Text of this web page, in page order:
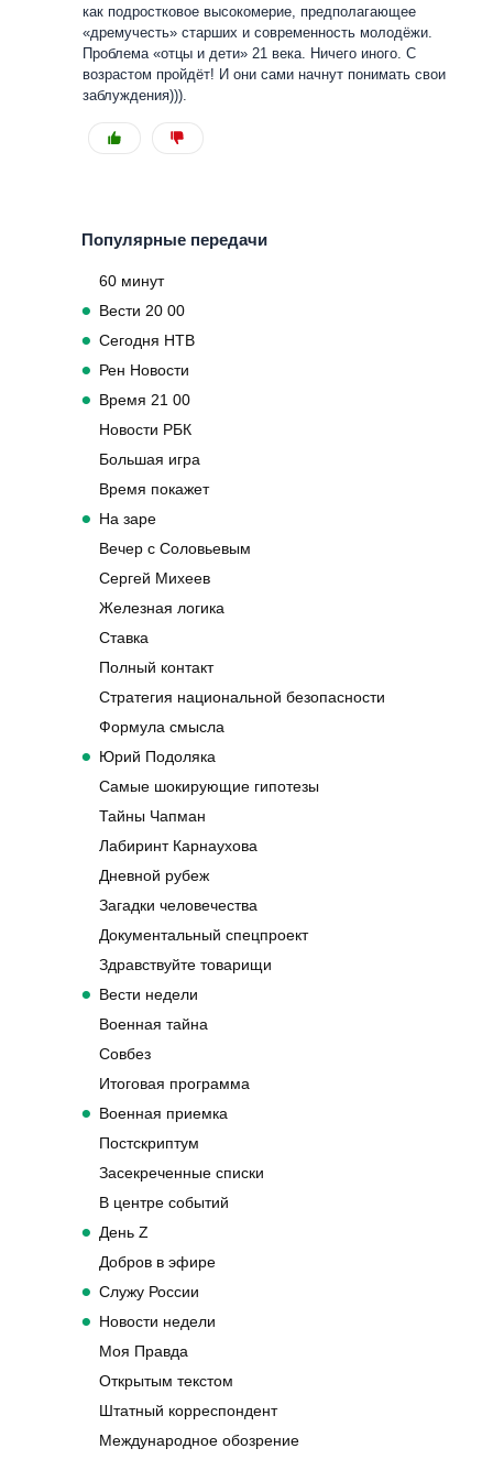
как подростковое высокомерие, предполагающее
«дремучесть» старших и современность молодёжи.
Проблема «отцы и дети» 21 века. Ничего иного. С
возрастом пройдёт! И они сами начнут понимать свои
заблуждения))).
Популярные передачи
60 минут
Вести 20 00
Сегодня НТВ
Рен Новости
Время 21 00
Новости РБК
Большая игра
Время покажет
На заре
Вечер с Соловьевым
Сергей Михеев
Железная логика
Ставка
Полный контакт
Стратегия национальной безопасности
Формула смысла
Юрий Подоляка
Самые шокирующие гипотезы
Тайны Чапман
Лабиринт Карнаухова
Дневной рубеж
Загадки человечества
Документальный спецпроект
Здравствуйте товарищи
Вести недели
Военная тайна
Совбез
Итоговая программа
Военная приемка
Постскриптум
Засекреченные списки
В центре событий
День Z
Добров в эфире
Служу России
Новости недели
Моя Правда
Открытым текстом
Штатный корреспондент
Международное обозрение